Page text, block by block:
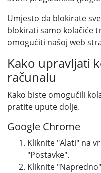
Umjesto da blokirate
blokirati samo kolačiće
omogućiti našoj web
Kako upravljati
računalu
Kako biste omogućili
pratite upute dolje.
Google Chrome
Kliknite "Alati" na
"Postavke".
Kliknite